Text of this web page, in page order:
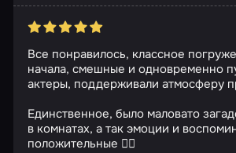
Все понравилось, классное
начала, смешные и одновременно
актеры, поддерживали атмосферу
Единственное, было маловато
в комнатах, а так эмоции и
положительные ❤️‍🔥